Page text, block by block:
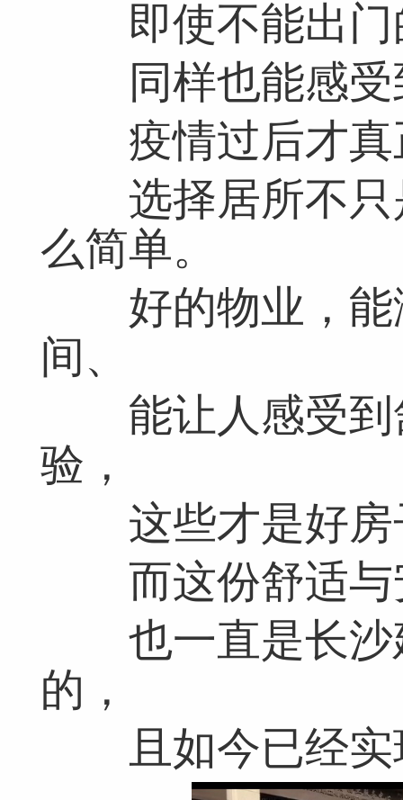
即使不能出门
同样也能感受
疫情过后才真
选择居所不只
么简单。
好的物业，能
间、
能让人感受到
验，
这些才是好房
而这份舒适与
也一直是长沙
的，
且如今已经实